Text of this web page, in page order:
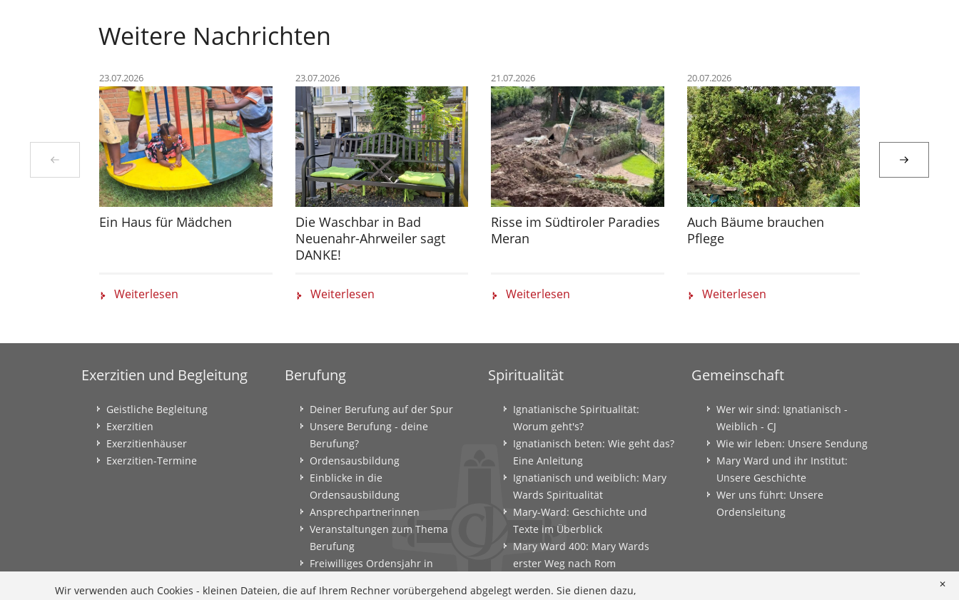
Weitere Nachrichten
23.07.2026
Ein Haus für Mädchen
Weiterlesen
23.07.2026
Die Waschbar in Bad
Neuenahr-Ahrweiler sagt
DANKE!
Weiterlesen
21.07.2026
Risse im Südtiroler Paradies
Meran
Weiterlesen
20.07.2026
Auch Bäume brauchen
Pflege
Weiterlesen
Exerzitien und Begleitung
Geistliche Begleitung
Exerzitien
Exerzitienhäuser
Exerzitien-Termine
Berufung
Deiner Berufung auf der Spur
Unsere Berufung - deine
Berufung?
Ordensausbildung
Einblicke in die
Ordensausbildung
Ansprechpartnerinnen
Veranstaltungen zum Thema
Berufung
Freiwilliges Ordensjahr in
Spiritualität
Ignatianische Spiritualität:
Worum geht's?
Ignatianisch beten: Wie geht das?
Eine Anleitung
Ignatianisch und weiblich: Mary
Wards Spiritualität
Mary-Ward: Geschichte und
Texte im Überblick
Mary Ward 400: Mary Wards
erster Weg nach Rom
Gemeinschaft
Wer wir sind: Ignatianisch -
Weiblich - CJ
Wie wir leben: Unsere Sendung
Mary Ward und ihr Institut:
Unsere Geschichte
Wer uns führt: Unsere
Ordensleitung
✕
Wir verwenden auch Cookies - kleinen Dateien, die auf Ihrem Rechner vorübergehend abgelegt werden. Sie dienen dazu,